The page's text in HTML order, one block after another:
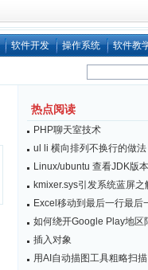
软件开发 操作系统 软件教
热点阅读
PHP聊天室技术
ul li 横向排列不换行的做法
Linux/ubuntu 查看JDK版
kmixer.sys引发系统蓝屏之
Excel移动到最后一行最后
如何绕开Google Play地区
插入对象
用AI自动描图工具粗略扫描